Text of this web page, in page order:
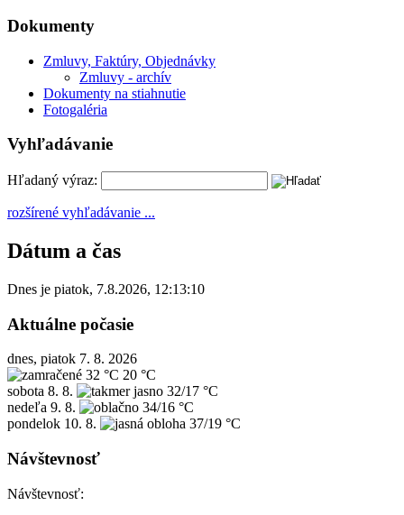
Dokumenty
Zmluvy, Faktúry, Objednávky
Zmluvy - archív
Dokumenty na stiahnutie
Fotogaléria
Vyhľadávanie
Hľadaný výraz:
rozšírené vyhľadávanie ...
Dátum a čas
Dnes je piatok, 7.8.2026, 12:13:10
Aktuálne počasie
dnes, piatok 7. 8. 2026
32 °C 20 °C
sobota 8. 8.
32/17 °C
nedeľa 9. 8.
34/16 °C
pondelok 10. 8. 37/19 °C
Návštevnosť
Návštevnosť: